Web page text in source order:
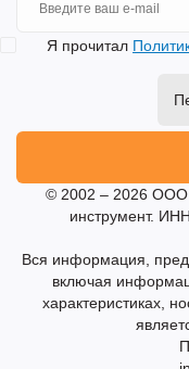
Я прочитал
© 2002 – 2026
инструмент.
Вся информация,
включая
характеристиках,